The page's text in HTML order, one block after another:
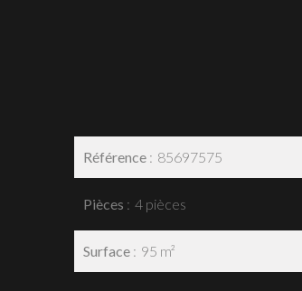
Référence 85697575
Pièces 4 pièces
Surface 95 m²